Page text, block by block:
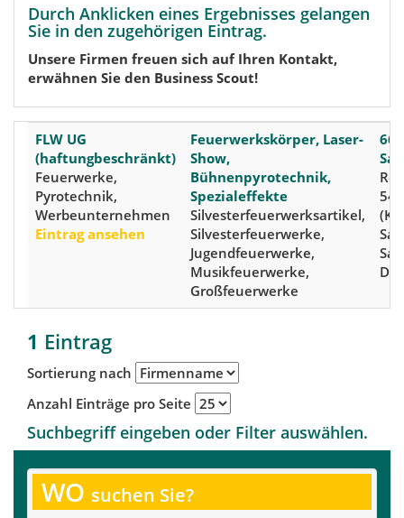
Durch Anklicken eines Ergebnisses gelangen
Sie in den zugehörigen Eintrag.
Unsere Firmen freuen sich auf Ihren Kontakt,
erwähnen Sie den Business Scout!
FLW UG
(haftungbeschränkt)
Feuerwerke,
Pyrotechnik,
Werbeunternehmen
Eintrag ansehen
Feuerwerkskörper, Laser-
Show,
Bühnenpyrotechnik,
Spezialeffekte
Silvesterfeuerwerksartikel,
Silvesterfeuerwerke,
Jugendfeuerwerke,
Musikfeuerwerke,
Großfeuerwerke
1 Eintrag
Sortierung nach
Anzahl Einträge pro Seite
Suchbegriff eingeben oder Filter auswählen.
WO suchen Sie?